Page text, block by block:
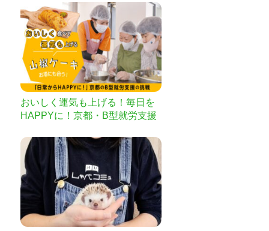
おいしく運気も上げる！毎日を
HAPPYに！京都・B型就労支援